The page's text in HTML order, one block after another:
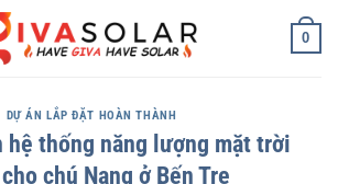
0
DỰ ÁN LẮP ĐẶT HOÀN THÀNH
hệ thống năng lượng mặt trời
chú Nang ở Bến Tre